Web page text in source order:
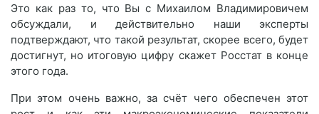
Это как раз то, что Вы с Михаилом Владимировичем
обсуждали, и действительно наши эксперты
подтверждают, что такой результат, скорее всего, будет
достигнут, но итоговую цифру скажет Росстат в конце
этого года.
При этом очень важно, за счёт чего обеспечен этот